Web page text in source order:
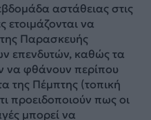
αστάθειας στις
ετοιμάζονται να
Παρασκευής
επενδυτών, καθώς τα
να φθάνουν περίπου
της Πέμπτης (τοπική
προειδοποιούν πως οι
μπορεί να